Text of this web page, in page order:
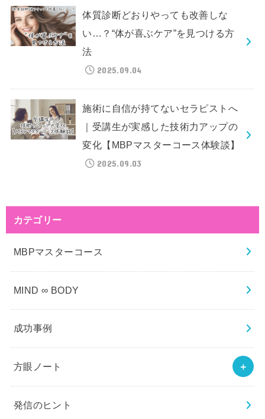
体質診断どおりやっても改善しな
い…？“体が喜ぶケア”を見つける方
法
2025.09.04
施術に自信が持てないセラピストへ
｜受講生が実感した技術力アップの
変化【MBPマスターコース体験談】
2025.09.03
カテゴリー
MBPマスターコース
MIND ∞ BODY
成功事例
方眼ノート
発信のヒント